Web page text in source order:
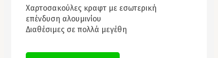
Χαρτοσακούλες κραφτ με εσωτερική
επένδυση αλουμινίου
Διαθέσιμες σε πολλά μεγέθη